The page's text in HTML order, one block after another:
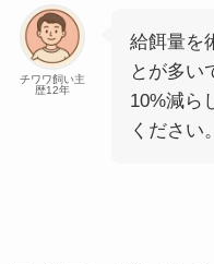
チワワ飼い主
歴12年
給餌量を
とが多い
10%減ら
ください。